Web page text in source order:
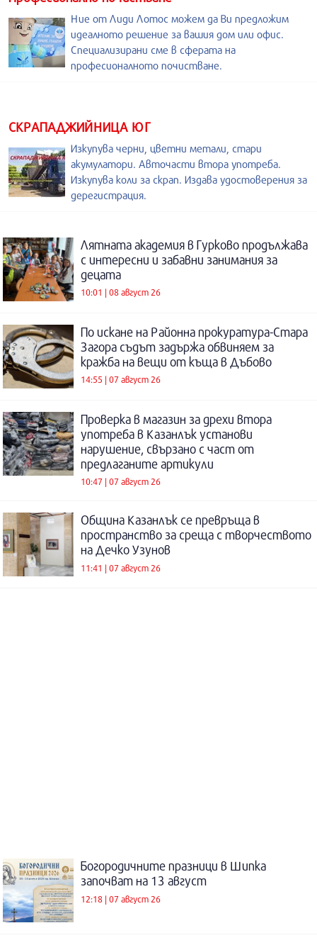
Ние от Лиди Лотос можем да Ви предложим
идеалното решение за вашия дом или офис.
Специализирани сме в сферата на
професионалното почистване.
СКРАПАДЖИЙНИЦА ЮГ
Изкупува черни, цветни метали, стари
акумулатори. Авточасти втора употреба.
Изкупува коли за скрап. Издава удостоверения за
дерегистрация.
Лятната академия в Гурково продължава
с интересни и забавни занимания за
децата
10:01 | 08 август 26
По искане на Районна прокуратура-Стара
Загора съдът задържа обвиняем за
кражба на вещи от къща в Дъбово
14:55 | 07 август 26
Проверка в магазин за дрехи втора
употреба в Казанлък установи
нарушение, свързано с част от
предлаганите артикули
10:47 | 07 август 26
Община Казанлък се превръща в
пространство за среща с творчеството
на Дечко Узунов
11:41 | 07 август 26
Богородичните празници в Шипка
започват на 13 август
12:18 | 07 август 26